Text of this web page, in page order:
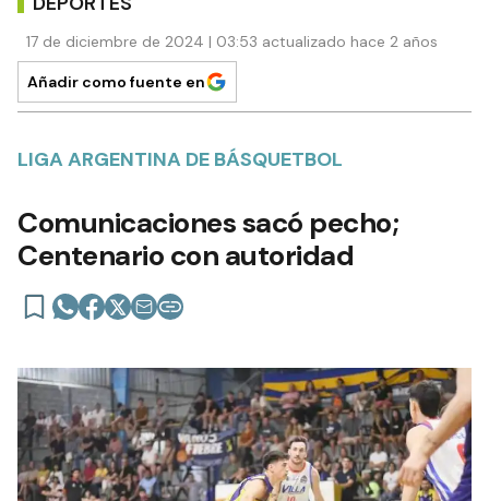
17 de diciembre de 2024 | 03:53 actualizado hace 2 años
Añadir como fuente en
LIGA ARGENTINA DE BÁSQUETBOL
Comunicaciones sacó pecho;
Centenario con autoridad